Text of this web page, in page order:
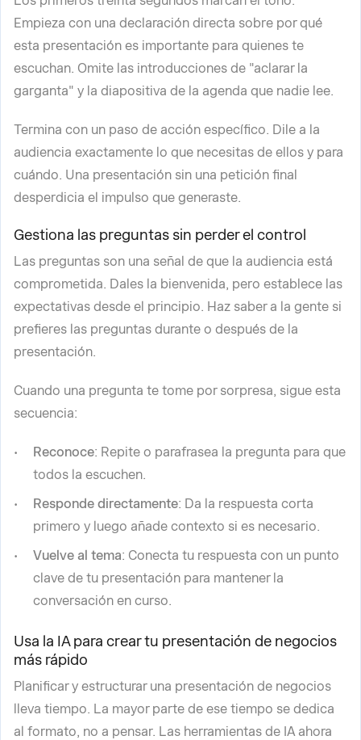
Empieza con una declaración directa sobre por qué
esta presentación es importante para quienes te
escuchan. Omite las introducciones de "aclarar la
garganta" y la diapositiva de la agenda que nadie lee.
Termina con un paso de acción específico. Dile a la
audiencia exactamente lo que necesitas de ellos y para
cuándo. Una presentación sin una petición final
desperdicia el impulso que generaste.
Gestiona las preguntas sin perder el control
Las preguntas son una señal de que la audiencia está
comprometida. Dales la bienvenida, pero establece las
expectativas desde el principio. Haz saber a la gente si
prefieres las preguntas durante o después de la
presentación.
Cuando una pregunta te tome por sorpresa, sigue esta
secuencia:
Reconoce: Repite o parafrasea la pregunta para que
todos la escuchen.
Responde directamente: Da la respuesta corta
primero y luego añade contexto si es necesario.
Vuelve al tema: Conecta tu respuesta con un punto
clave de tu presentación para mantener la
conversación en curso.
Usa la IA para crear tu presentación de negocios
más rápido
Planificar y estructurar una presentación de negocios
lleva tiempo. La mayor parte de ese tiempo se dedica
al formato, no a pensar. Las herramientas de IA ahora